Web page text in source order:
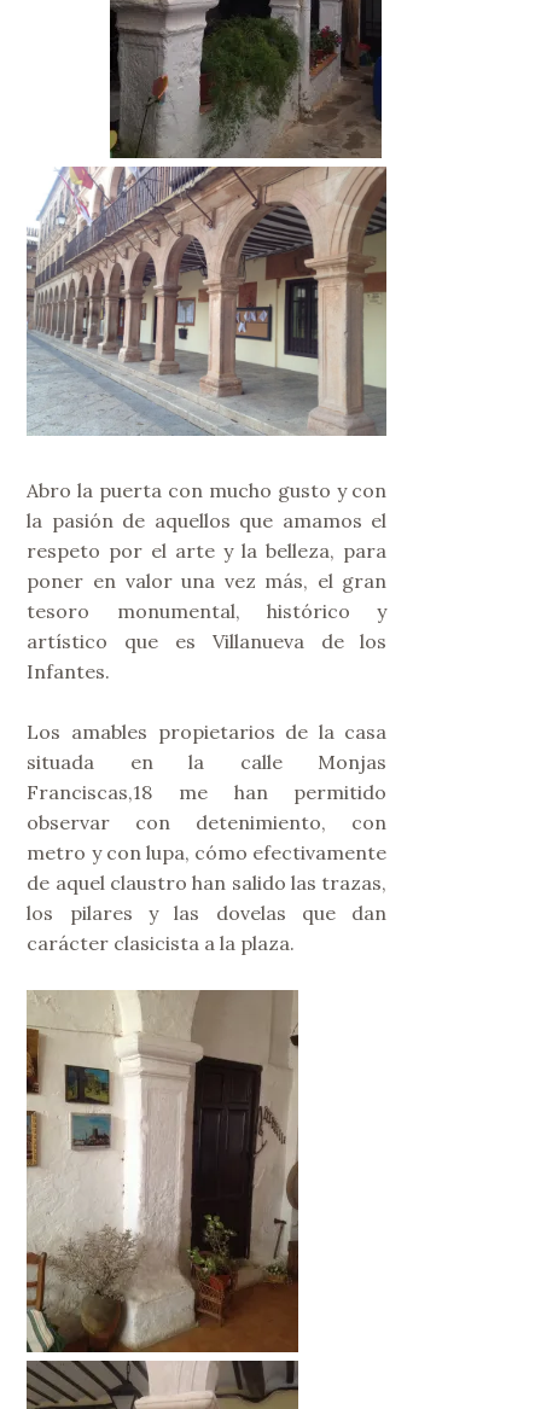
Abro la puerta con mucho gusto y con
la pasión de aquellos que amamos el
respeto por el arte y la belleza, para
poner en valor una vez más, el gran
tesoro monumental, histórico y
artístico que es Villanueva de los
Infantes.
Los amables propietarios de la casa
situada en la calle Monjas
Franciscas,18 me han permitido
observar con detenimiento, con
metro y con lupa, cómo efectivamente
de aquel claustro han salido las trazas,
los pilares y las dovelas que dan
carácter clasicista a la plaza.